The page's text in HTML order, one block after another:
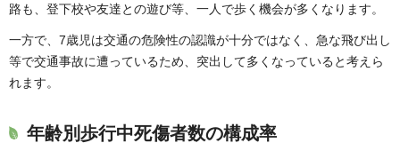
路も、登下校や友達との遊び等、一人で歩く機会が多くなります。
一方で、7歳児は交通の危険性の認識が十分ではなく、急な飛び出し
等で交通事故に遭っているため、突出して多くなっていると考えら
れます。
年齢別歩行中死傷者数の構成率